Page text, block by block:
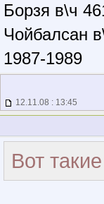
Борзя в\ч
Чойбалсан
1987-1989
12.11.08 : 13:45
Вот